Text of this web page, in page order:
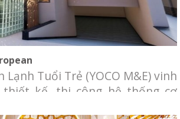
Lạnh Tuổi Trẻ (YOCO M&E) vinh
kế, thi công hệ thống cơ